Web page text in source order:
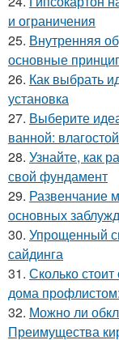
и ограничения
25. Внутренняя
основные
26. Как выбрать
установка
27. Выберите
ванной:
28. Узнайте, как
свой фундамент
29. Развенчание
основных
30. Упрощенный
сайдинга
31. Сколько
дома
32. Можно ли
Преимущества